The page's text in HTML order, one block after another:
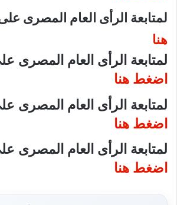
لمتابعة الرأى العام المصرى على
هنا
لمتابعة الرأى العام المصرى
اضغط هنا
لمتابعة الرأى العام المصرى
اضغط هنا
لمتابعة الرأى العام المصرى
اضغط هنا